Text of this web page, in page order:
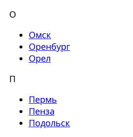
О
Омск
Оренбург
Орел
П
Пермь
Пенза
Подольск